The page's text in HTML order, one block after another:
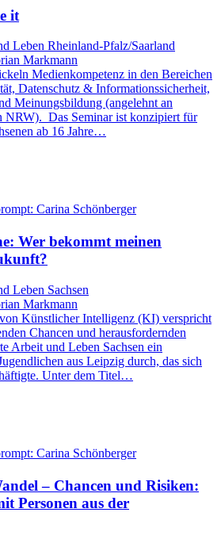
it
Leben Rheinland-Pfalz/Saarland
Markmann
Medienkompetenz in den Bereichen
Datenschutz & Informationssicherheit,
Meinungsbildung (angelehnt an
NRW). Das Seminar ist konzipiert für
ab 16 Jahre…
Carina Schönberger
Wer bekommt meinen
Leben Sachsen
Markmann
Künstlicher Intelligenz (KI) verspricht
Chancen und herausfordernden
Arbeit und Leben Sachsen ein
aus Leipzig durch, das sich
Unter dem Titel…
Carina Schönberger
– Chancen und Risiken:
Personen aus der